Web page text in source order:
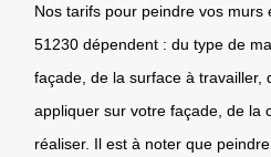
Nos tarifs pour peindre vos murs
51230 dépendent : du type de
façade, de la surface à travailler,
appliquer sur votre façade, de la
réaliser. Il est à noter que